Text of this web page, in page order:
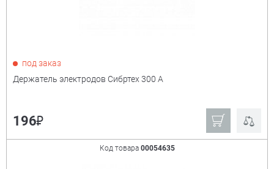
под заказ
Держатель электродов Сибртех 300 А
196₽
Код товара 00054635